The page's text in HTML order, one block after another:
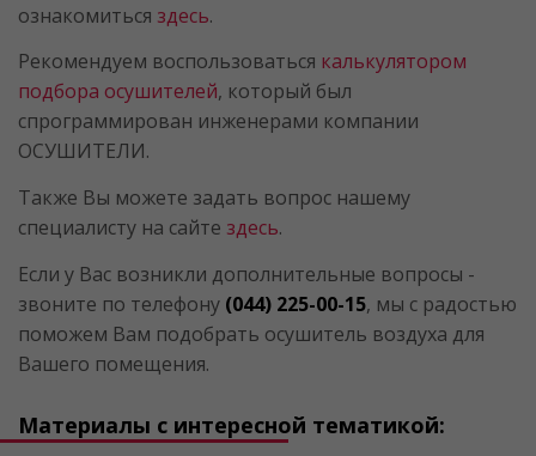
ознакомиться здесь.
Рекомендуем воспользоваться калькулятором
подбора осушителей, который был
спрограммирован инженерами компании
ОСУШИТЕЛИ.
Также Вы можете задать вопрос нашему
специалисту на сайте здесь.
Если у Вас возникли дополнительные вопросы -
звоните по телефону (044) 225-00-15, мы с радостью
поможем Вам подобрать осушитель воздуха для
Вашего помещения.
Материалы с интересной тематикой: